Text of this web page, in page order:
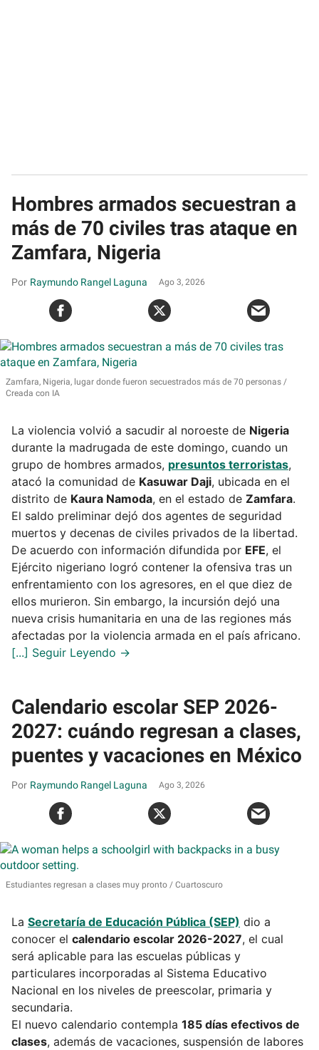
Hombres armados secuestran a
más de 70 civiles tras ataque en
Zamfara, Nigeria
Raymundo Rangel Laguna Ago 3, 2026
Zamfara, Nigeria, lugar donde fueron secuestrados más de 70 personas
Creada con IA
La violencia volvió a sacudir al noroeste de Nigeria
durante la madrugada de este domingo, cuando un
grupo de hombres armados, presuntos terroristas,
atacó la comunidad de Kasuwar Daji, ubicada en el
distrito de Kaura Namoda, en el estado de Zamfara.
El saldo preliminar dejó dos agentes de seguridad
muertos y decenas de civiles privados de la libertad.
De acuerdo con información difundida por EFE, el
Ejército nigeriano logró contener la ofensiva tras un
enfrentamiento con los agresores, en el que diez de
ellos murieron. Sin embargo, la incursión dejó una
nueva crisis humanitaria en una de las regiones más
afectadas por la violencia armada en el país africano.
Calendario escolar SEP 2026-
2027: cuándo regresan a clases,
puentes y vacaciones en México
Raymundo Rangel Laguna Ago 3, 2026
Estudiantes regresan a clases muy pronto Cuartoscuro
La Secretaría de Educación Pública (SEP) dio a
conocer el calendario escolar 2026-2027, el cual
será aplicable para las escuelas públicas y
particulares incorporadas al Sistema Educativo
Nacional en los niveles de preescolar, primaria y
secundaria.
El nuevo calendario contempla 185 días efectivos de
clases, además de vacaciones, suspensión de labores